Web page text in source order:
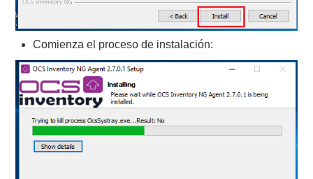
Comienza el proceso de instalación: